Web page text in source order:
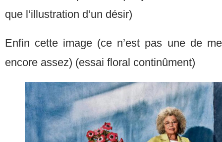
que l’illustration d’un désir)
Enfin cette image (ce n’est pas une de
encore assez) (essai floral continûment)